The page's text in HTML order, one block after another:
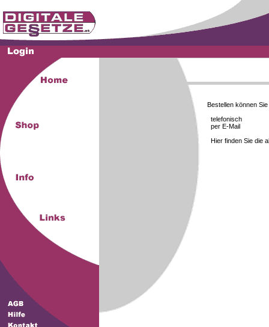
Bestellen können Sie
telefonisch
per E-Mail
Hier finden Sie die